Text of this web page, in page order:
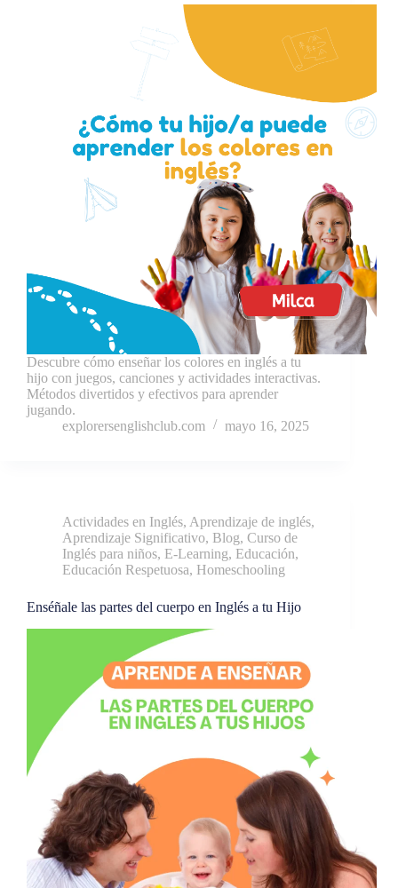
Descubre cómo enseñar los colores en inglés a tu
hijo con juegos, canciones y actividades interactivas.
Métodos divertidos y efectivos para aprender
jugando.
explorersenglishclub.com
mayo 16, 2025
Actividades en Inglés, Aprendizaje de inglés,
Aprendizaje Significativo, Blog, Curso de
Inglés para niños, E-Learning, Educación,
Educación Respetuosa, Homeschooling
Enséñale las partes del cuerpo en Inglés a tu Hijo